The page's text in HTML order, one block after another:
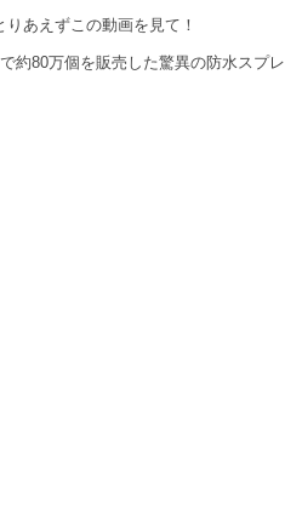
あえずこの動画を見て！
約80万個を販売した驚異の防水スプレ